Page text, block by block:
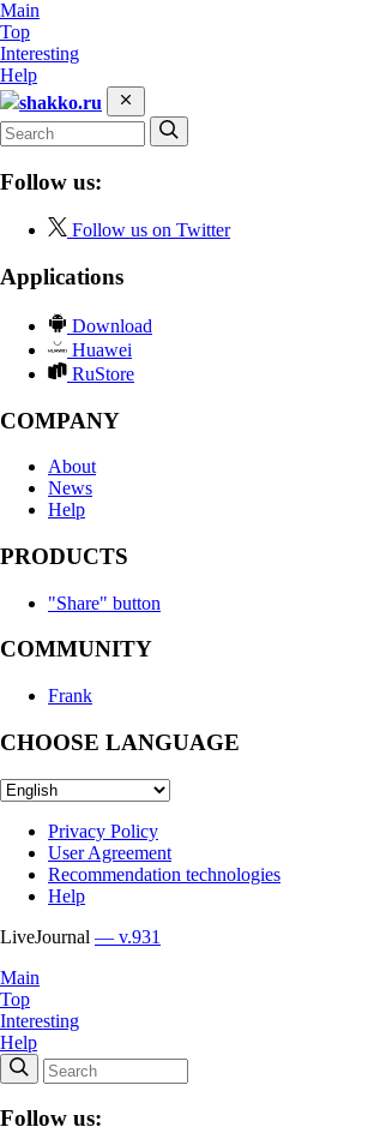
Main
Top
Interesting
Help
shakko.ru
Follow us:
Follow us on Twitter
Applications
Download
Huawei
RuStore
COMPANY
About
News
Help
PRODUCTS
"Share" button
COMMUNITY
Frank
CHOOSE LANGUAGE
Privacy Policy
User Agreement
Recommendation technologies
Help
LiveJournal — v.931
Main
Top
Interesting
Help
Follow us: